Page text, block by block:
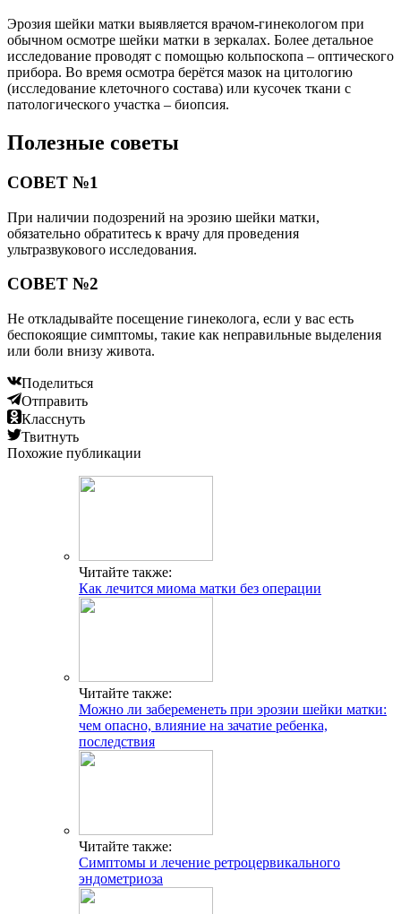
Эрозия шейки матки выявляется врачом-гинекологом при
обычном осмотре шейки матки в зеркалах. Более детальное
исследование проводят с помощью кольпоскопа – оптического
прибора. Во время осмотра берётся мазок на цитологию
(исследование клеточного состава) или кусочек ткани с
патологического участка – биопсия.
Полезные советы
СОВЕТ №1
При наличии подозрений на эрозию шейки матки,
обязательно обратитесь к врачу для проведения
ультразвукового исследования.
СОВЕТ №2
Не откладывайте посещение гинеколога, если у вас есть
беспокоящие симптомы, такие как неправильные выделения
или боли внизу живота.
Поделиться
Отправить
Класснуть
Твитнуть
Похожие публикации
Читайте также:
Как лечится миома матки без операции
Читайте также:
Можно ли забеременеть при эрозии шейки матки:
чем опасно, влияние на зачатие ребенка,
последствия
Читайте также:
Cимптомы и лечение ретроцервикального
эндометриоза